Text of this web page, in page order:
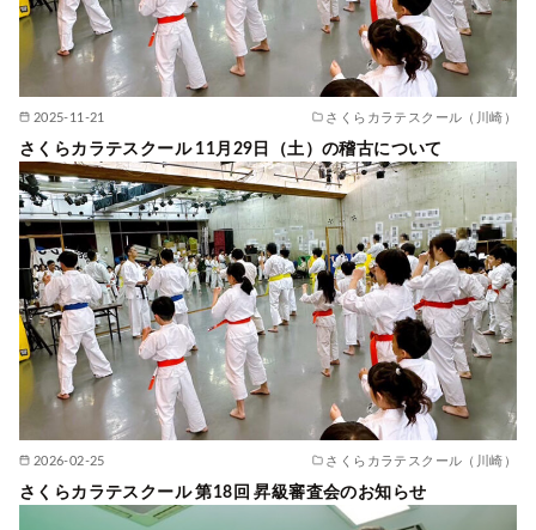
2025-11-21 さくらカラテスクール（川崎）
さくらカラテスクール 11月29日（土）の稽古について
2026-02-25 さくらカラテスクール（川崎）
さくらカラテスクール 第18回 昇級審査会のお知らせ